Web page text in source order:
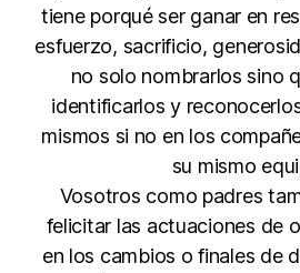
tiene porqué ser ganar en
esfuerzo, sacrificio,
no solo nombrarlos sino
identificarlos y
mismos si no en los
su mismo
Vosotros como padres
felicitar las actuaciones de
en los cambios o finales de